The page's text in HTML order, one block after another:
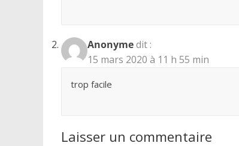
Anonymedit :
15 mars 2020 à 11 h 55 min
trop facile
Laisser un commentaire